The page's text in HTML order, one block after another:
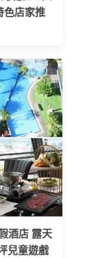
色店家推
酒店 露天
兒童遊戲